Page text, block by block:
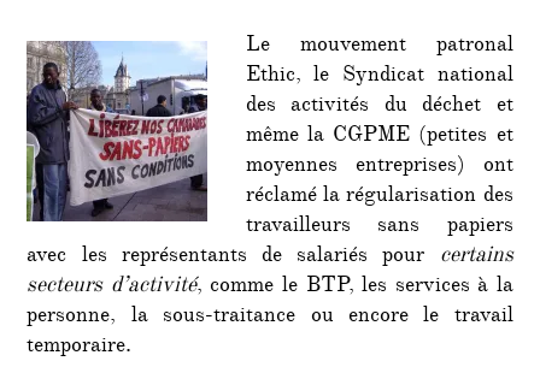
Le mouvement patronal
Ethic, le Syndicat national
des activités du déchet et
même la CGPME (petites et
moyennes entreprises) ont
réclamé la régularisation des
travailleurs sans papiers
avec les représentants de salariés pour certains
secteurs d’activité, comme le BTP, les services à la
personne, la sous-traitance ou encore le travail
temporaire.